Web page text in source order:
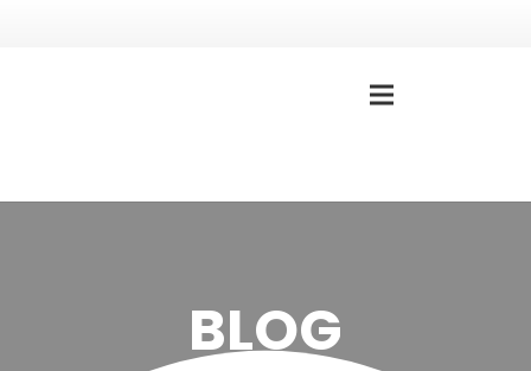
BLOG